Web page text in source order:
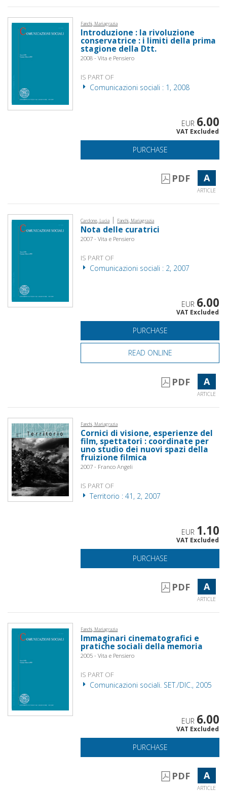
Fanchi, Mariagrazia
Introduzione : la rivoluzione
conservatrice : i limiti della prima
stagione della Dtt.
2008 - Vita e Pensiero
IS PART OF
Comunicazioni sociali : 1, 2008
EUR 6.00
VAT Excluded
PURCHASE
PDF A
ARTICLE
Cardone, Lucia | Fanchi, Mariagrazia
Nota delle curatrici
2007 - Vita e Pensiero
IS PART OF
Comunicazioni sociali : 2, 2007
EUR 6.00
VAT Excluded
PURCHASE
READ ONLINE
PDF A
ARTICLE
Fanchi, Mariagrazia
Cornici di visione, esperienze del
film, spettatori : coordinate per
uno studio dei nuovi spazi della
fruizione filmica
2007 - Franco Angeli
IS PART OF
Territorio : 41, 2, 2007
EUR 1.10
VAT Excluded
PURCHASE
PDF A
ARTICLE
Fanchi, Mariagrazia
Immaginari cinematografici e
pratiche sociali della memoria
2005 - Vita e Pensiero
IS PART OF
Comunicazioni sociali. SET./DIC., 2005
EUR 6.00
VAT Excluded
PURCHASE
PDF A
ARTICLE